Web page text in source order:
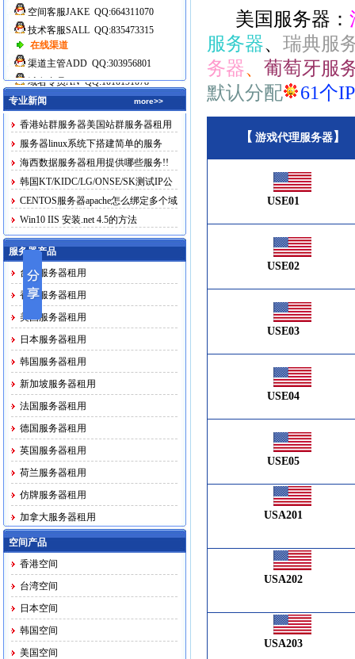
空间客服JAKE QQ:664311070
技术客服SALL QQ:835473315
在线渠道
渠道主管ADD QQ:303956801
域名专员AN QQ:1010191078
专业新闻
more>>
香港站群服务器美国站群服务器租用
服务器linux系统下搭建简单的服务
海西数据服务器租用提供哪些服务!!
韩国KT/KIDC/LG/ONSE/SK测试IP公
布CENTOS服务器apache怎么绑定多个域
名Win10 IIS 安装.net 4.5的方法
服务器产品
台湾服务器租用
香港服务器租用
美国服务器租用
日本服务器租用
韩国服务器租用
新加坡服务器租用
法国服务器租用
德国服务器租用
英国服务器租用
荷兰服务器租用
仿牌服务器租用
加拿大服务器租用
马印越泰务器租用
空间产品
香港空间
台湾空间
日本空间
韩国空间
美国空间
美国服务器：
服务器、 瑞典服
务器、 葡萄牙服
默认分配
61个IP
【 游戏代理服务器】
USE01
USE02
USE03
USE04
USE05
USA201
USA202
USA203